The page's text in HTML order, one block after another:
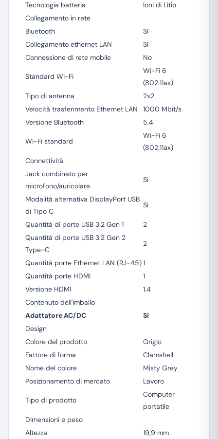
Tecnologia batteria
Ioni di Litio
Collegamento in rete
Bluetooth
Sì
Collegamento ethernet LAN
Sì
Connessione di rete mobile
No
Standard Wi-Fi
Wi-Fi 6
(802.11ax)
Tipo di antenna
2x2
Velocità trasferimento Ethernet LAN
1000 Mbit/s
Versione Bluetooth
5.4
Wi-Fi standard
Wi-Fi 6
(802.11ax)
Connettività
Jack combinato per
microfono/auricolare
Sì
Modalità alternativa DisplayPort USB
di Tipo C
Sì
Quantità di porte USB 3.2 Gen 1
2
Quantità di porte USB 3.2 Gen 2
Type-C
2
Quantità porte Ethernet LAN (RJ-45)1
Quantità porte HDMI
1
Versione HDMI
1.4
Contenuto dell'imballo
Adattatore AC/DC
Sì
Design
Colore del prodotto
Grigio
Fattore di forma
Clamshell
Nome del colore
Misty Grey
Posizionamento di mercato
Lavoro
Tipo di prodotto
Computer
portatile
Dimensioni e peso
Altezza
19,9 mm